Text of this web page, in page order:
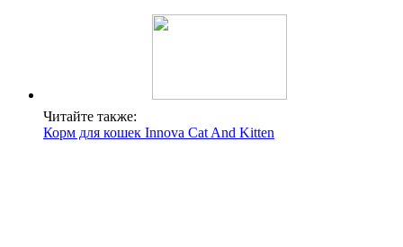
Читайте также:
Корм для кошек Innova Cat And Kitten